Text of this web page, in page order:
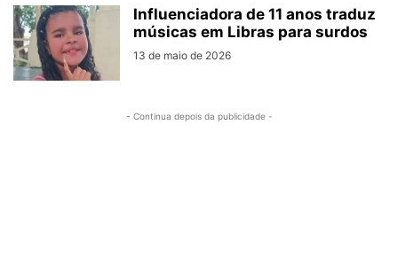
Influenciadora de 11 anos traduz
músicas em Libras para surdos
13 de maio de 2026
- Continua depois da publicidade -